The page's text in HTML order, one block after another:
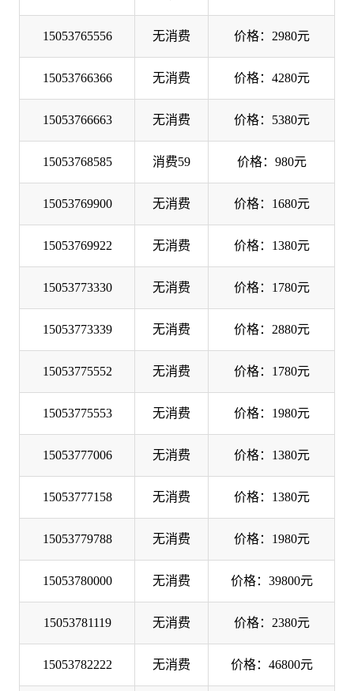
15053765556 无消费 价格：2980元
15053766366 无消费 价格：4280元
15053766663 无消费 价格：5380元
15053768585 消费59 价格：980元
15053769900 无消费 价格：1680元
15053769922 无消费 价格：1380元
15053773330 无消费 价格：1780元
15053773339 无消费 价格：2880元
15053775552 无消费 价格：1780元
15053775553 无消费 价格：1980元
15053777006 无消费 价格：1380元
15053777158 无消费 价格：1380元
15053779788 无消费 价格：1980元
15053780000 无消费 价格：39800元
15053781119 无消费 价格：2380元
15053782222 无消费 价格：46800元